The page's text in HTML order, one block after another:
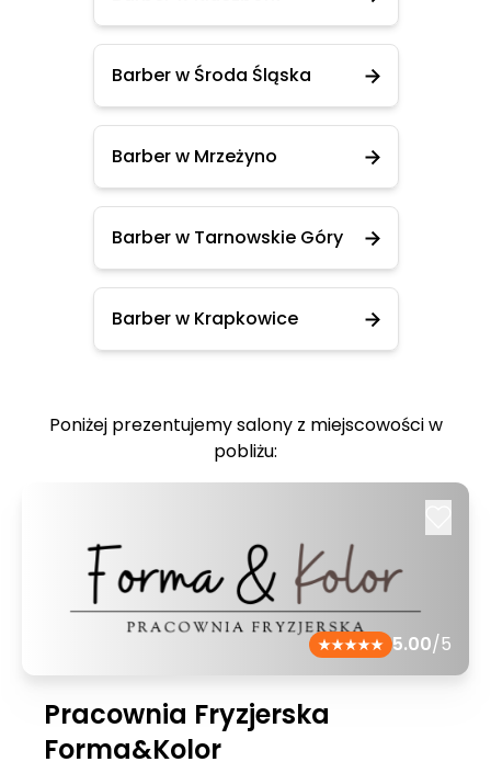
Barber w Środa Śląska
Barber w Mrzeżyno
Barber w Tarnowskie Góry
Barber w Krapkowice
Poniżej prezentujemy salony z miejscowości w
pobliżu:
5.00/5
Pracownia Fryzjerska
Forma&Kolor